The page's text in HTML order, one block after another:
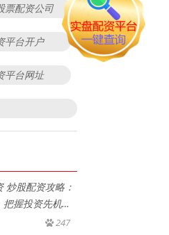
票配资公司
平台开户
平台网址
炒股配资攻略：
握投资先机，
247